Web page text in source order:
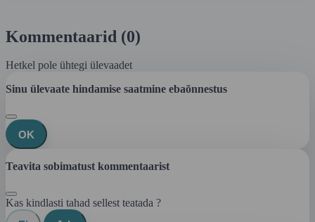
Kommentaarid (0)
Hetkel pole ühtegi ülevaadet
Sinu ülevaate hindamise saatmine ebaõnnestus
OK
Teavita sobimatust kommentaarist
Kas kindlasti tahad sellest teatada ?